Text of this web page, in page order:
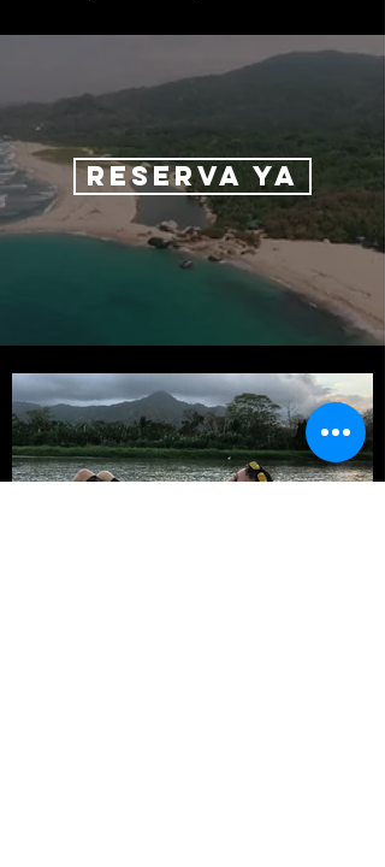
RESERVA YA